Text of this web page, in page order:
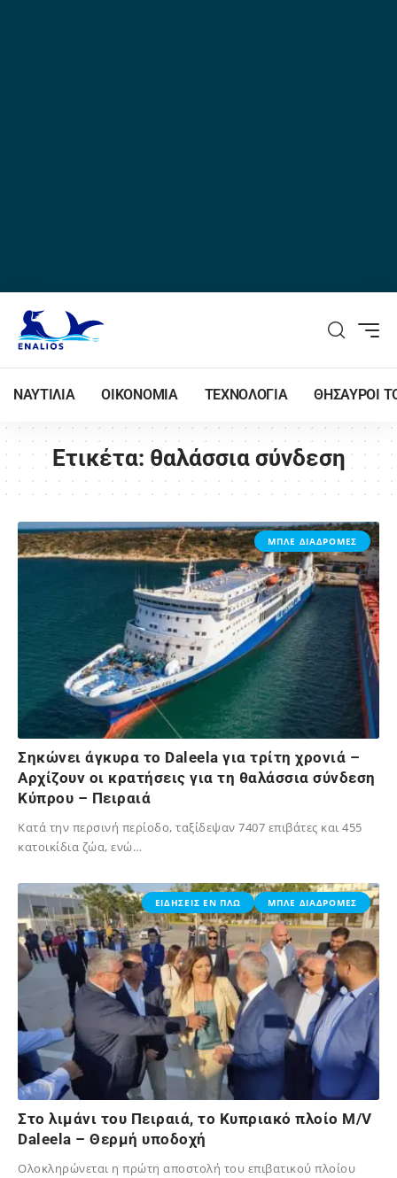
ΝΑΥΤΙΛΙΑ ΟΙΚΟΝΟΜΙΑ ΤΕΧΝΟΛΟΓΙΑ ΘΗΣΑΥΡΟΙ
Ετικέτα: θαλάσσια σύνδεση
ΜΠΛΕ ΔΙΑΔΡΟΜΕΣ
Σηκώνει άγκυρα το Daleela για τρίτη χρονιά –
Αρχίζουν οι κρατήσεις για τη θαλάσσια σύνδεση
Κύπρου – Πειραιά
Κατά την περσινή περίοδο, ταξίδεψαν 7407 επιβάτες και 455
κατοικίδια ζώα, ενώ…
ΕΙΔΗΣΕΙΣ ΕΝ ΠΛΩ ΜΠΛΕ ΔΙΑΔΡΟΜΕΣ
Στο λιμάνι του Πειραιά, το Kυπριακό πλοίο M/V
Daleela – Θερμή υποδοχή
Ολοκληρώνεται η πρώτη αποστολή του επιβατικού πλοίου